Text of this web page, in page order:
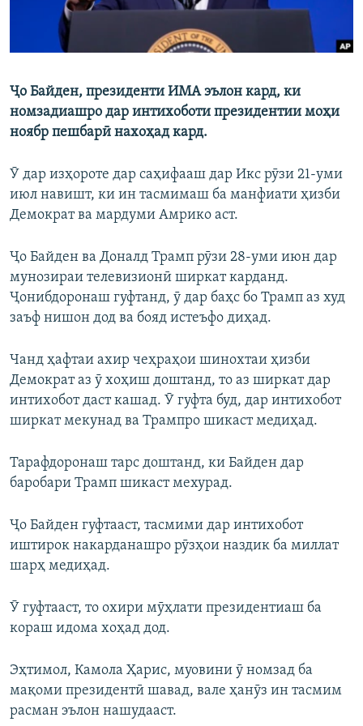
Ҷо Байден, президенти ИМА эълон кард, ки
номзадиашро дар интихоботи президентии моҳи
ноябр пешбарӣ нахоҳад кард.
Ӯ дар изҳороте дар саҳифааш дар Икс рӯзи 21-уми
июл навишт, ки ин тасмимаш ба манфиати ҳизби
Демократ ва мардуми Амрико аст.
Ҷо Байден ва Доналд Трамп рӯзи 28-уми июн дар
мунозираи телевизионӣ ширкат карданд.
Ҷонибдоронаш гуфтанд, ӯ дар баҳс бо Трамп аз худ
заъф нишон дод ва бояд истеъфо диҳад.
Чанд ҳафтаи ахир чеҳраҳои шинохтаи ҳизби
Демократ аз ӯ хоҳиш доштанд, то аз ширкат дар
интихобот даст кашад. Ӯ гуфта буд, дар интихобот
ширкат мекунад ва Трампро шикаст медиҳад.
Тарафдоронаш тарс доштанд, ки Байден дар
баробари Трамп шикаст мехурад.
Ҷо Байден гуфтааст, тасмими дар интихобот
иштирок накарданашро рӯзҳои наздик ба миллат
шарҳ медиҳад.
Ӯ гуфтааст, то охири мӯҳлати президентиаш ба
кораш идома хоҳад дод.
Эҳтимол, Камола Ҳарис, муовини ӯ номзад ба
мақоми президентӣ шавад, вале ҳанӯз ин тасмим
расман эълон нашудааст.